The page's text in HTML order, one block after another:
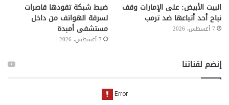
البيت الأبيض: على ⁧‫الإمارات‬⁩ وقف
نباح أحد أتباعها ضد ترمب
7 أغسطس، 2026
ضبط شبكة تقودها قاصرات
لسرقة الهواتف من داخل
مستشفى أمبدة
7 أغسطس، 2026
إنضم لقناتنا